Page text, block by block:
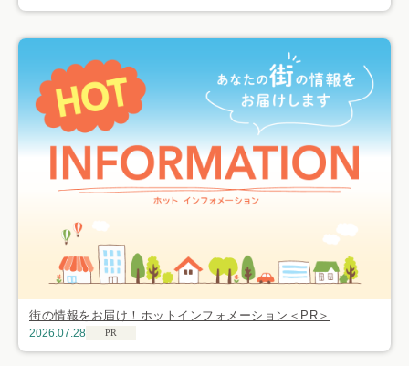
街の情報をお届け！ホットインフォメーション＜PR＞
2026.07.28 PR